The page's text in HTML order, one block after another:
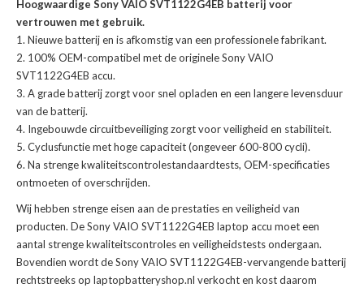
Hoogwaardige Sony VAIO SVT1122G4EB batterij voor
vertrouwen met gebruik.
Nieuwe batterij en is afkomstig van een professionele fabrikant.
100% OEM-compatibel met deoriginele Sony VAIO
SVT1122G4EB accu.
A grade batterij zorgt voor snel opladen en een langere levensduur
van de batterij.
Ingebouwde circuitbeveiliging zorgt voor veiligheid en stabiliteit.
Cyclusfunctie met hoge capaciteit (ongeveer 600-800 cycli).
Na strenge kwaliteitscontrolestandaardtests, OEM-specificaties
ontmoeten of overschrijden.
Wij hebben strenge eisen aan de prestaties en veiligheid van
producten. DeSony VAIO SVT1122G4EB laptop accu moet een
aantal strenge kwaliteitscontroles en veiligheidstests ondergaan.
Bovendien wordt deSony VAIO SVT1122G4EB-vervangende batterij
rechtstreeks op laptopbatteryshop.nl verkocht en kost daarom